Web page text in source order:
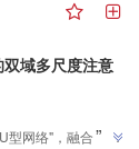
域多尺度注意
型网络"，融合空间
”